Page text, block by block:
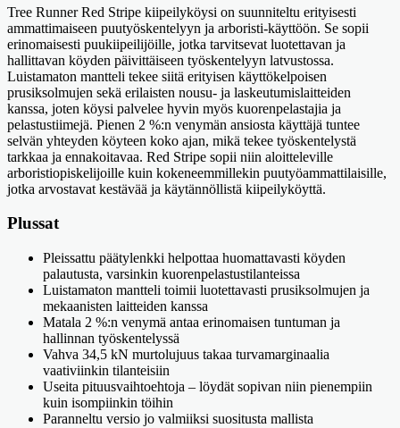
Tree Runner Red Stripe kiipeilyköysi on suunniteltu erityisesti
ammattimaiseen puutyöskentelyyn ja arboristi-käyttöön. Se sopii
erinomaisesti puukiipeilijöille, jotka tarvitsevat luotettavan ja
hallittavan köyden päivittäiseen työskentelyyn latvustossa.
Luistamaton mantteli tekee siitä erityisen käyttökelpoisen
prusiksolmujen sekä erilaisten nousu- ja laskeutumislaitteiden
kanssa, joten köysi palvelee hyvin myös kuorenpelastajia ja
pelastustiimejä. Pienen 2 %:n venymän ansiosta käyttäjä tuntee
selvän yhteyden köyteen koko ajan, mikä tekee työskentelystä
tarkkaa ja ennakoitavaa. Red Stripe sopii niin aloitteleville
arboristiopiskelijoille kuin kokeneemmillekin puutyöammattilaisille,
jotka arvostavat kestävää ja käytännöllistä kiipeilyköyttä.
Plussat
Pleissattu päätylenkki helpottaa huomattavasti köyden
palautusta, varsinkin kuorenpelastustilanteissa
Luistamaton mantteli toimii luotettavasti prusiksolmujen ja
mekaanisten laitteiden kanssa
Matala 2 %:n venymä antaa erinomaisen tuntuman ja
hallinnan työskentelyssä
Vahva 34,5 kN murtolujuus takaa turvamarginaalia
vaativiinkin tilanteisiin
Useita pituusvaihtoehtoja – löydät sopivan niin pienempiin
kuin isompiinkin töihin
Paranneltu versio jo valmiiksi suositusta mallista